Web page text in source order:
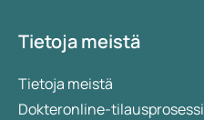
Tietoja meistä
Tietoja meistä
Dokteronline-tilausprosessi